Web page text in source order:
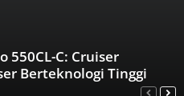
550CL-C: Cruiser
Berteknologi Tinggi